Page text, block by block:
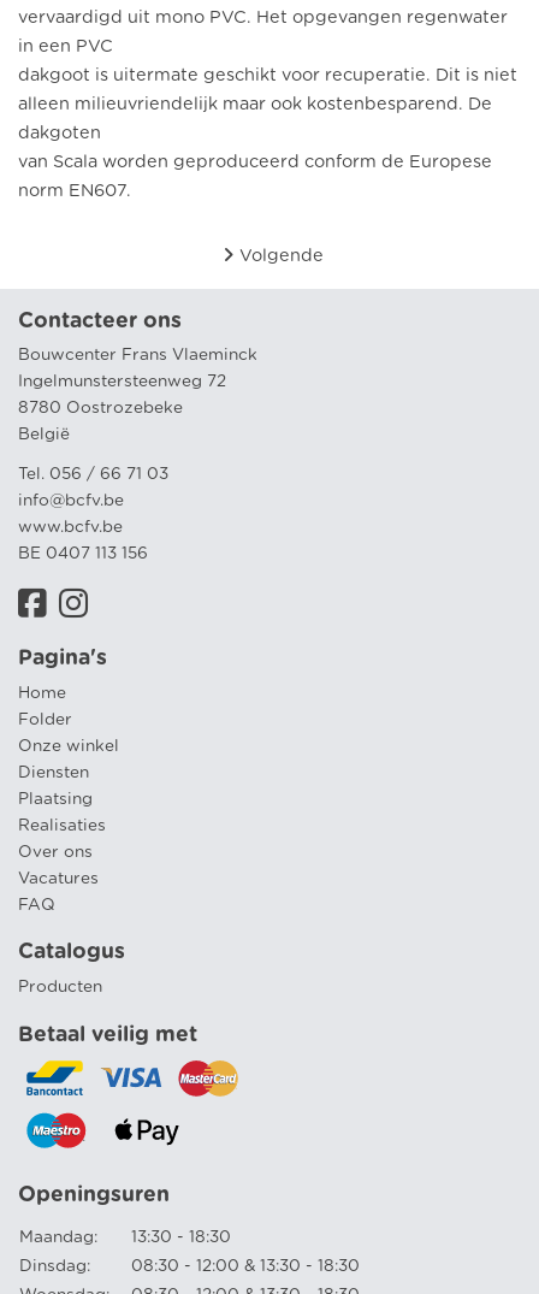
vervaardigd uit mono PVC. Het opgevangen regenwater
in een PVC
dakgoot is uitermate geschikt voor recuperatie. Dit is niet
alleen milieuvriendelijk maar ook kostenbesparend. De
dakgoten
van Scala worden geproduceerd conform de Europese
norm EN607.
Volgende
Contacteer ons
Bouwcenter Frans Vlaeminck
Ingelmunstersteenweg 72
8780 Oostrozebeke
België
Tel. 056 / 66 71 03
info@bcfv.be
www.bcfv.be
BE 0407 113 156
Pagina's
Home
Folder
Onze winkel
Diensten
Plaatsing
Realisaties
Over ons
Vacatures
FAQ
Catalogus
Producten
Betaal veilig met
Openingsuren
Maandag:
13:30 - 18:30
Dinsdag:
08:30 - 12:00 & 13:30 - 18:30